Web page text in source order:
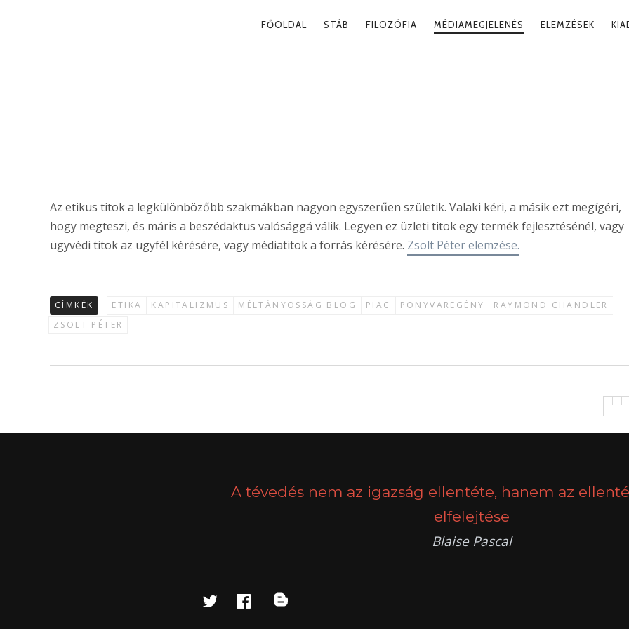
PRIMARY
FŐOLDAL STÁB FILOZÓFIA MÉDIAMEGJELENÉS ELEMZÉSEK
Az etikus titok a legkülönbözőbb szakmákban nagyon egyszerűen születik. Valaki kéri, a másik ezt megígéri,
hogy megteszi, és máris a beszédaktus valósággá válik. Legyen ez üzleti titok egy termék fejlesztésénél, vagy
ügyvédi titok az ügyfél kérésére, vagy médiatitok a forrás kérésére. Zsolt Péter elemzése.
CÍMKÉK ETIKA KAPITALIZMUS MÉLTÁNYOSSÁG BLOG PIAC PONYVAREGÉNY
RAYMOND CHANDLER
ZSOLT PÉTER
A tévedés nem az igazság ellentéte, hanem az
elfelejtése
Blaise Pascal
twitterfacebook
blog